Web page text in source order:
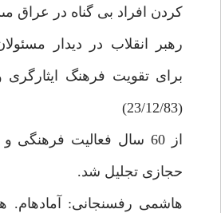
كردن افراد بى گناه در عراق مى‏شود.
رهبر انقلاب در ديدار
براى تقويت فرهنگ
(23/12/83)
از 60 سال فعاليت
حجازى تجليل شد.
هاشمى رفسنجانى: آماده‏ام.